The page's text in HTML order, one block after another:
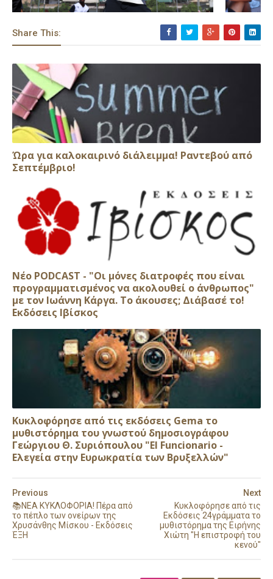
Share This:
Ώρα για καλοκαιρινό διάλειμμα! Ραντεβού από
Σεπτέμβριο!
Νέο PODCAST - "Οι μόνες διατροφές που είναι
προγραμματισμένος να ακολουθεί ο άνθρωπος"
με τον Ιωάννη Κάργα. Το άκουσες; Διάβασέ το!
Εκδόσεις Ιβίσκος
Κυκλοφόρησε από τις εκδόσεις Gema το
μυθιστόρημα του γνωστού δημοσιογράφου
Γεώργιου Θ. Συριόπουλου "El Funcionario -
Ελεγεία στην Ευρωκρατία των Βρυξελλών"
Next
Κυκλοφόρησε από τις
Εκδόσεις 24γράμματα το
μυθιστόρημα της Ειρήνης
Χιώτη "Η επιστροφή του
κενού"
Previous
📚ΝΕΑ ΚΥΚΛΟΦΟΡΙΑ! Πέρα από
το πέπλο των ονείρων της
Χρυσάνθης Μίσκου - Εκδόσεις
ΈΞΗ